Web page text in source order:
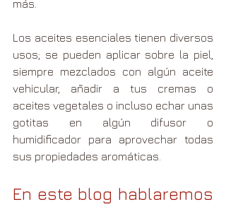
más.
Los aceites esenciales tienen diversos
usos; se pueden aplicar sobre la piel,
siempre mezclados con algún aceite
vehicular, añadir a tus cremas o
aceites vegetales o incluso echar unas
gotitas en algún difusor o
humidificador para aprovechar todas
sus propiedades aromáticas.
En este blog hablaremos